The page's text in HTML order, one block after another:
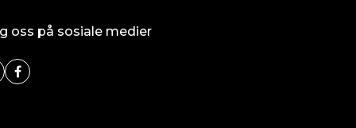
oss på sosiale medier